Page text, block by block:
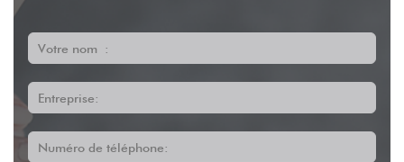
Votre nom :
Entreprise:
Numéro de téléphone: